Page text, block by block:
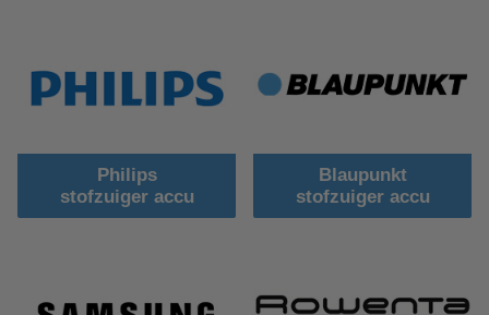
Philips
stofzuiger accu
Blaupunkt
stofzuiger accu